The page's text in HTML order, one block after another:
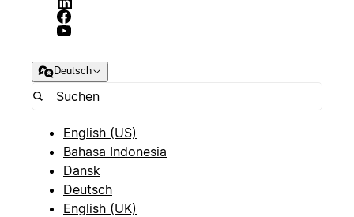
Deutsch
English (US)
Bahasa Indonesia
Dansk
Deutsch
English (UK)